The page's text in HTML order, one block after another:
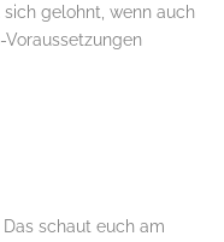
gelohnt, wenn auch
schaut euch am